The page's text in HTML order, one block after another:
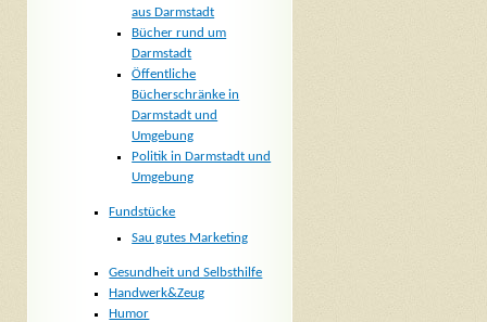
aus Darmstadt
Bücher rund um
Darmstadt
Öffentliche
Bücherschränke in
Darmstadt und
Umgebung
Politik in Darmstadt und
Umgebung
Fundstücke
Sau gutes Marketing
Gesundheit und Selbsthilfe
Handwerk&Zeug
Humor